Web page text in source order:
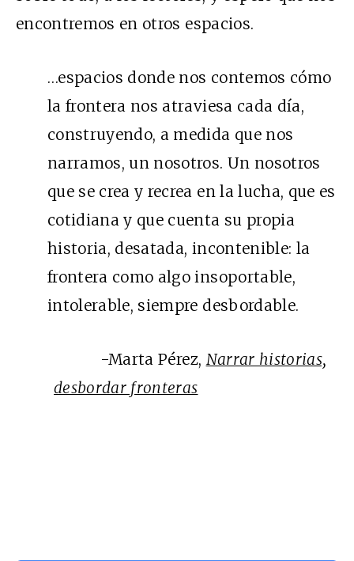
encontremos en otros espacios.
…espacios donde nos contemos cómo
la frontera nos atraviesa cada día,
construyendo, a medida que nos
narramos, un nosotros. Un nosotros
que se crea y recrea en la lucha, que es
cotidiana y que cuenta su propia
historia, desatada, incontenible: la
frontera como algo insoportable,
intolerable, siempre desbordable.
-Marta Pérez, Narrar historias,
desbordar fronteras